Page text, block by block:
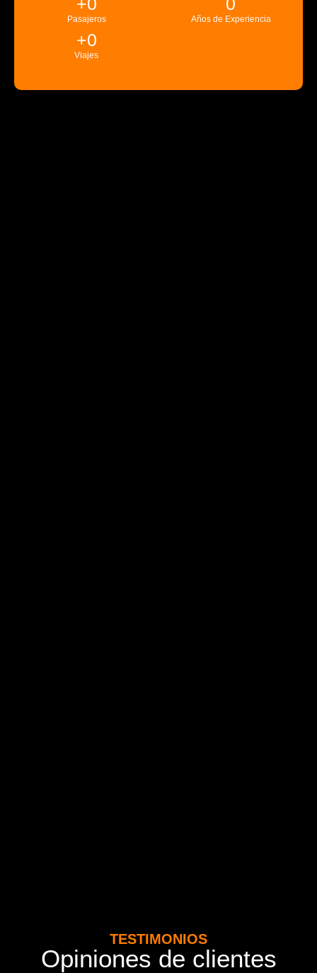
Pasajeros Años de Experiencia
Viajes
+0
TESTIMONIOS
Opiniones de clientes